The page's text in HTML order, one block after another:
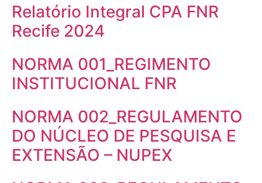
Relatório Integral CPA FNR
Recife 2024
NORMA 001_REGIMENTO
INSTITUCIONAL FNR
NORMA 002_REGULAMENTO
DO NÚCLEO DE PESQUISA E
EXTENSÃO – NUPEX